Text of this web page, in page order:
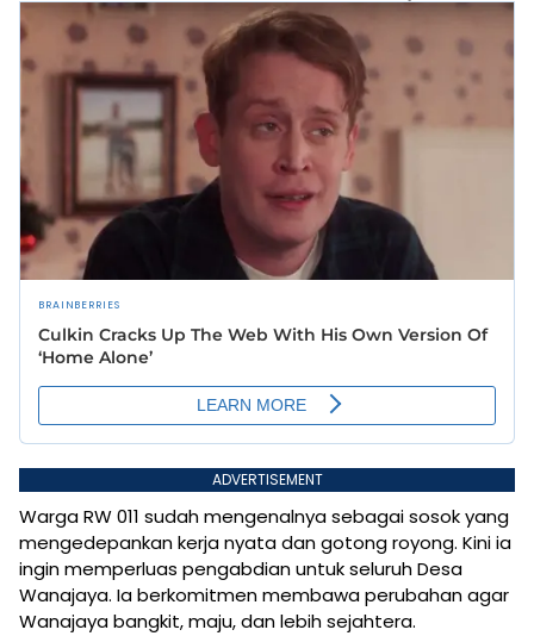
ADVERTISEMENT
Warga RW 011 sudah mengenalnya sebagai sosok yang
mengedepankan kerja nyata dan gotong royong. Kini ia
ingin memperluas pengabdian untuk seluruh Desa
Wanajaya. Ia berkomitmen membawa perubahan agar
Wanajaya bangkit, maju, dan lebih sejahtera.